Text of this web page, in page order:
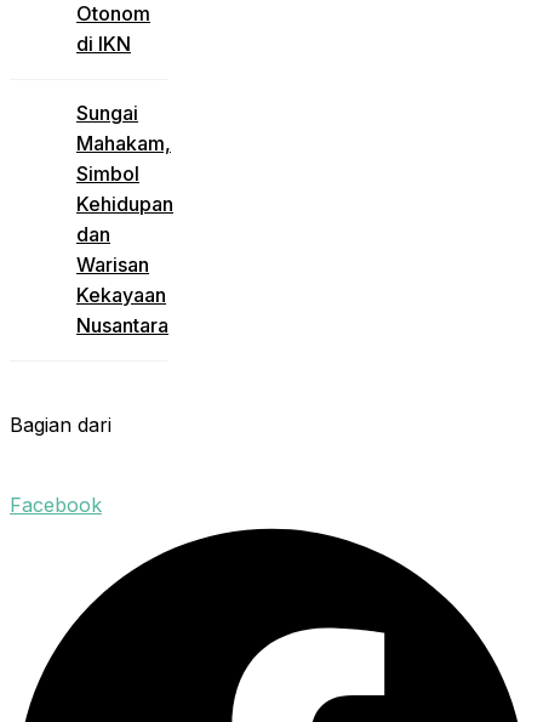
Otonom
di IKN
Sungai
Mahakam,
Simbol
Kehidupan
dan
Warisan
Kekayaan
Nusantara
Bagian dari
Facebook